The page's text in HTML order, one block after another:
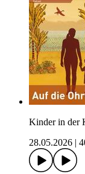
Kinder in der
28.05.2026